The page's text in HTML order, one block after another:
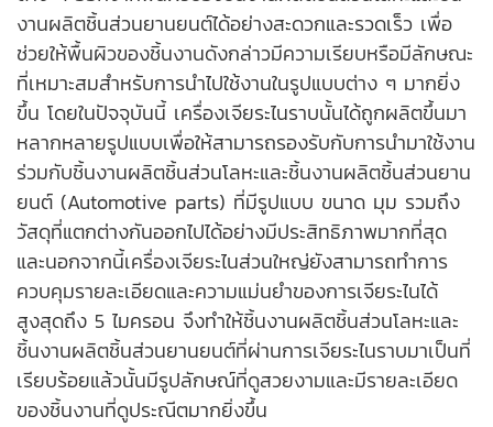
งานผลิตชิ้นส่วนยานยนต์ได้อย่างสะดวกและรวดเร็ว เพื่อ
ช่วยให้พื้นผิวของชิ้นงานดังกล่าวมีความเรียบหรือมีลักษณะ
ที่เหมาะสมสำหรับการนำไปใช้งานในรูปแบบต่าง ๆ มากยิ่ง
ขึ้น โดยในปัจจุบันนี้ เครื่องเจียระไนราบนั้นได้ถูกผลิตขึ้นมา
หลากหลายรูปแบบเพื่อให้สามารถรองรับกับการนำมาใช้งาน
ร่วมกับชิ้นงานผลิตชิ้นส่วนโลหะและชิ้นงานผลิตชิ้นส่วนยาน
ยนต์ (Automotive parts) ที่มีรูปแบบ ขนาด มุม รวมถึง
วัสดุที่แตกต่างกันออกไปได้อย่างมีประสิทธิภาพมากที่สุด
และนอกจากนี้เครื่องเจียระไนส่วนใหญ่ยังสามารถทำการ
ควบคุมรายละเอียดและความแม่นยำของการเจียระไนได้
สูงสุดถึง 5 ไมครอน จึงทำให้ชิ้นงานผลิตชิ้นส่วนโลหะและ
ชิ้นงานผลิตชิ้นส่วนยานยนต์ที่ผ่านการเจียระไนราบมาเป็นที่
เรียบร้อยแล้วนั้นมีรูปลักษณ์ที่ดูสวยงามและมีรายละเอียด
ของชิ้นงานที่ดูประณีตมากยิ่งขึ้น